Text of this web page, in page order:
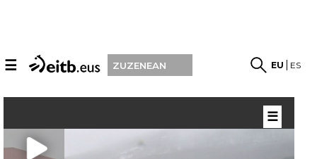
☰ ZUZENEAN EU ES
☰